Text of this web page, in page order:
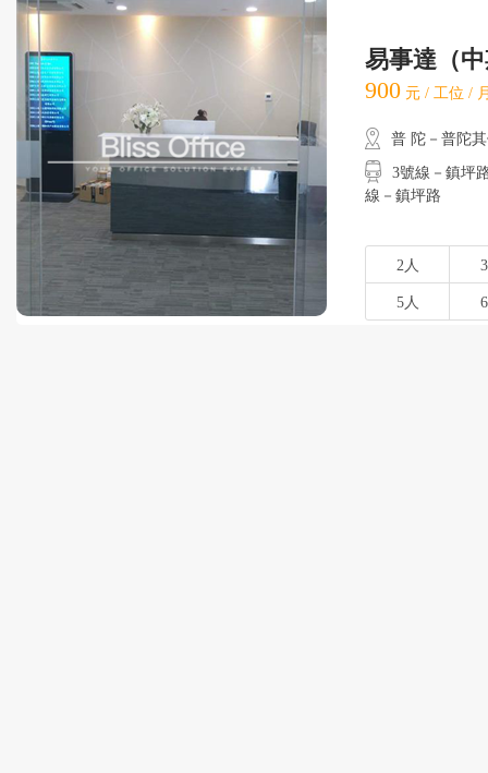
易事達（
900 元 / 工位 /
普 陀－普陀
3號線－鎮坪路
線－鎮坪路
2人
5人